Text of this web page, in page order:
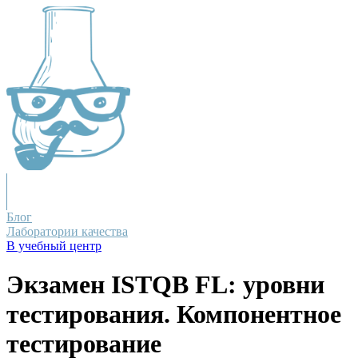
Блог
Лаборатории качества
В учебный центр
Экзамен ISTQB FL: уровни
тестирования. Компонентное
тестирование